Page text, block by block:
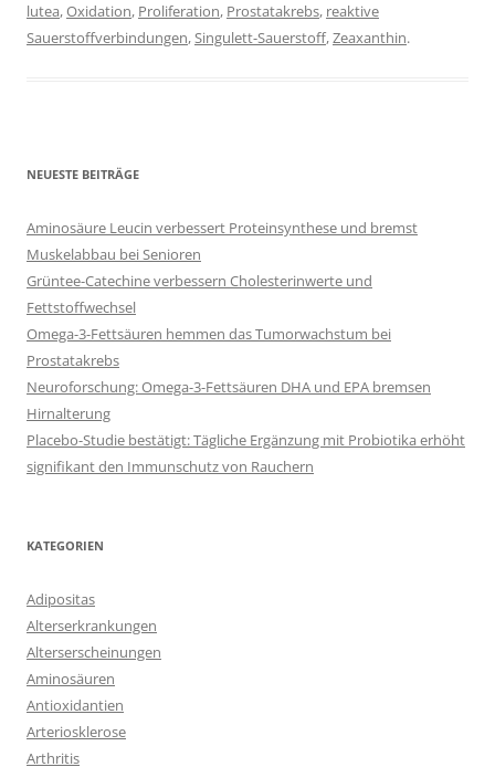
lutea,Oxidation, Proliferation, Prostatakrebs, reaktive
Sauerstoffverbindungen,Singulett-Sauerstoff,Zeaxanthin.
NEUESTE BEITRÄGE
Aminosäure Leucin verbessert Proteinsynthese und bremst
Muskelabbau bei Senioren
Grüntee-Catechine verbessern Cholesterinwerte und
Fettstoffwechsel
Omega-3-Fettsäuren hemmen das Tumorwachstum bei
Prostatakrebs
Neuroforschung: Omega-3-Fettsäuren DHA und EPA bremsen
Hirnalterung
Placebo-Studie bestätigt: Tägliche Ergänzung mit Probiotika erhöht
signifikant den Immunschutz von Rauchern
KATEGORIEN
Adipositas
Alterserkrankungen
Alterserscheinungen
Aminosäuren
Antioxidantien
Arteriosklerose
Arthritis